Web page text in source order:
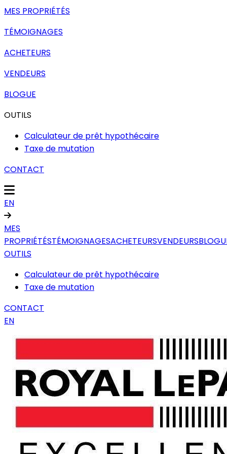
MES PROPRIÉTÉS
TÉMOIGNAGES
ACHETEURS
VENDEURS
BLOGUE
OUTILS
Calculateur de prêt hypothécaire
Taxe de mutation
CONTACT
EN
MES
PROPRIÉTÉSTÉMOIGNAGESACHETEURSVENDEURS
OUTILS
Calculateur de prêt hypothécaire
Taxe de mutation
CONTACT
EN